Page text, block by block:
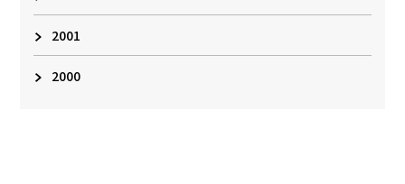
2001
2000